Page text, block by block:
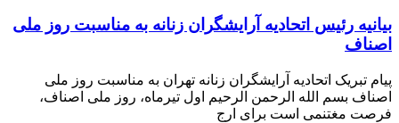
بیانیه رئیس اتحادیه آرایشگران زنانه به مناسبت روز ملی
اصناف
پیام تبریک اتحادیه آرایشگران زنانه تهران به مناسبت روز ملی
اصناف بسم الله الرحمن الرحیم اول تیرماه، روز ملی اصناف،
فرصت مغتنمی است برای ارج